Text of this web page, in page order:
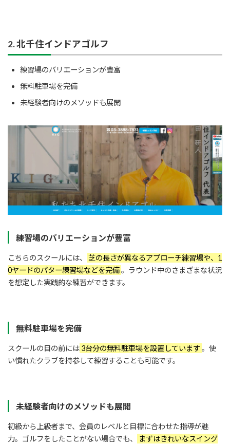
2. 北千住インドアゴルフ
練習場のバリエーションが豊富
無料駐車場を完備
未経験者向けのメソッドも展開
練習場のバリエーションが豊富
こちらのスクールには、
芝の長さが異なるアプローチ練習場や、1
0ヤードのパター練習場などを完備。ラウンド中のさまざまな状況
を想定した実践的な練習ができます。
無料駐車場を完備
スクールの目の前には 3台分の無料駐車場を設置しています。使
い慣れたクラブを持参して練習することも可能です。
未経験者向けのメソッドも展開
初級から上級者まで、会員のレベルと目標に合わせた指導が魅
力。ゴルフをしたことがない場合でも、
まずはきれいなスイング